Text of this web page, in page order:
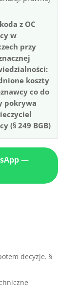
z OC
w
przy
koszty
co do
pokrywa
(§ 249 BGB)
—
decyzje. §